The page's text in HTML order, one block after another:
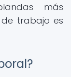
más
trabajo es